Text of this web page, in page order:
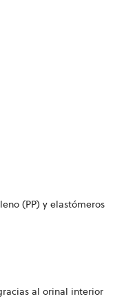
(PP) y elastómeros
al orinal interior